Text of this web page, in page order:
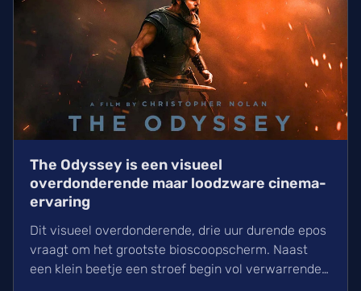
The Odyssey is een visueel
overdonderende maar loodzware cinema-
ervaring
Dit visueel overdonderende, drie uur durende epos
vraagt om het grootste bioscoopscherm. Naast
een klein beetje een stroef begin vol verwarrende